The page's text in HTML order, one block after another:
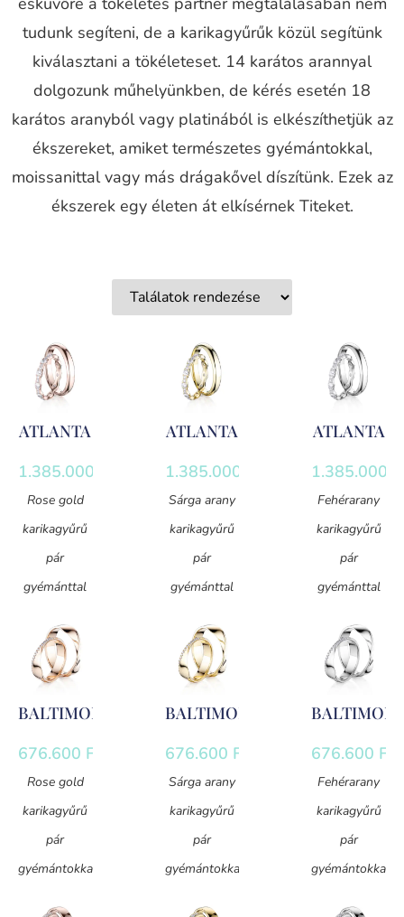
tudunk segíteni, de a karikagyűrűk közül segítünk
kiválasztani a tökéleteset. 14 karátos arannyal
dolgozunk műhelyünkben, de kérés esetén 18
karátos aranyból vagy platinából is elkészíthetjük az
ékszereket, amiket természetes gyémántokkal,
moissanittal vagy más drágakővel díszítünk. Ezek az
ékszerek egy életen át elkísérnek Titeket.
ATLANTA
1.385.000
Rose gold
karikagyűrű
pár
gyémánttal
ATLANTA
1.385.000
Sárga arany
karikagyűrű
pár
gyémánttal
ATLANTA
1.385.000
Fehérarany
karikagyűrű
pár
gyémánttal
BALTIMORE
676.600 Ft
Rose gold
karikagyűrű
pár
gyémántokkal
BALTIMORE
676.600 Ft
Sárga arany
karikagyűrű
pár
gyémántokkal
676.600 Ft
Fehérarany
karikagyűrű
pár
gyémántokkal